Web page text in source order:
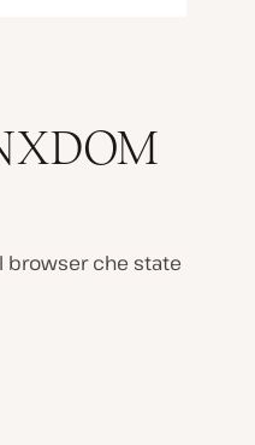
browser che state